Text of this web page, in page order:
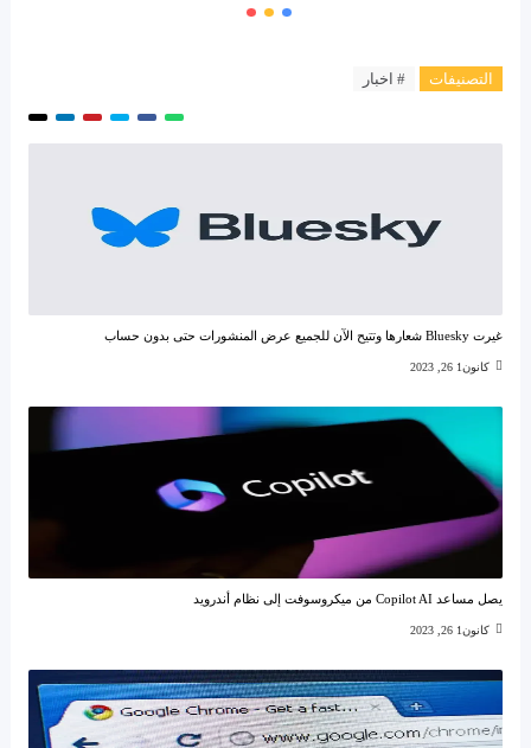
التصنيفات # اخبار
غيرت Bluesky شعارها وتتيح الآن للجميع عرض المنشورات حتى بدون حساب
كانون1 26, 2023
يصل مساعد Copilot AI من ميكروسوفت إلى نظام أندرويد
كانون1 26, 2023